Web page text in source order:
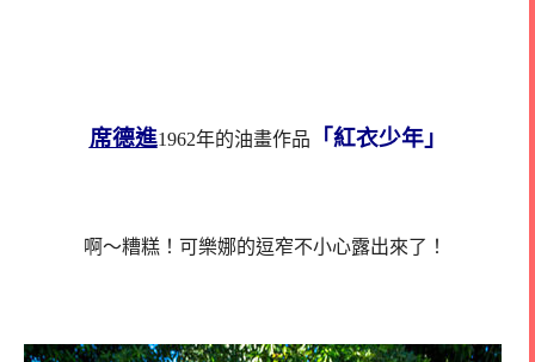
席德進1962年的油畫作品 「紅衣少年」
啊～糟糕！可樂娜的逗窄不小心露出來了！